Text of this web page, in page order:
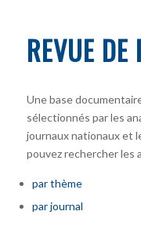
REVUE DE
Une base
sélectionnés par les
journaux nationaux et
pouvez rechercher les
par thème
par journal